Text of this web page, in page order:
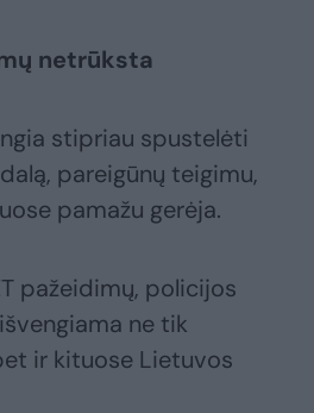
netrūksta
stipriau spustelėti
pareigūnų teigimu,
pamažu gerėja.
pažeidimų, policijos
ne tik
ir kituose Lietuvos